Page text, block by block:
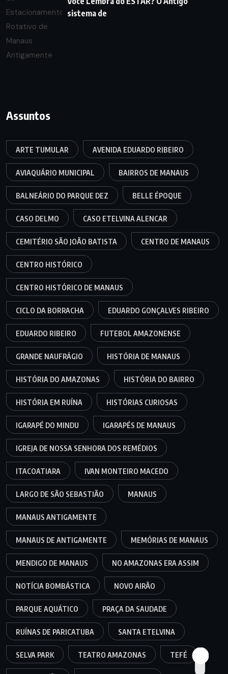
sistema de
Assuntos
ARTE TUMULAR AVENIDA EDUARDO RIBEIRO
AVIAQUÁRIO MUNICIPAL BAIRROS DE MANAUS
BALNEÁRIO DO PARQUE DEZ BELLE ÉPOQUE
CASO DELMO CASO ETELVINA ALENCAR
CEMITÉRIO SÃO JOÃO BATISTA CENTRO DE MANAUS
CENTRO HISTÓRICO
CENTRO HISTÓRICO DE MANAUS
CICLO DA BORRACHA EDUARDO GONÇALVES RIBEIRO
EDUARDO RIBEIRO FUTEBOL AMAZONENSE
GRANDE NAUFRÁGIO HISTÓRIA DE MANAUS
HISTÓRIA DO AMAZONAS HISTÓRIA DO BAIRRO
HISTÓRIA EM RUÍNA HISTÓRIAS CURIOSAS
IGARAPÉ DO MINDU IGARAPÉS DE MANAUS
IGREJA DE NOSSA SENHORA DOS REMÉDIOS
ITACOATIARA IVAN MONTEIRO MACEDO
LARGO DE SÃO SEBASTIÃO MANAUS
MANAUS ANTIGAMENTE
MANAUS DE ANTIGAMENTE MEMÓRIAS DE MANAUS
MENDIGO DE MANAUS NO AMAZONAS ERA ASSIM
NOTÍCIA BOMBÁSTICA NOVO AIRÃO
PARQUE AQUÁTICO PRAÇA DA SAUDADE
RUÍNAS DE PARICATUBA SANTA ETELVINA
SELVA PARK TEATRO AMAZONAS TEFÉ